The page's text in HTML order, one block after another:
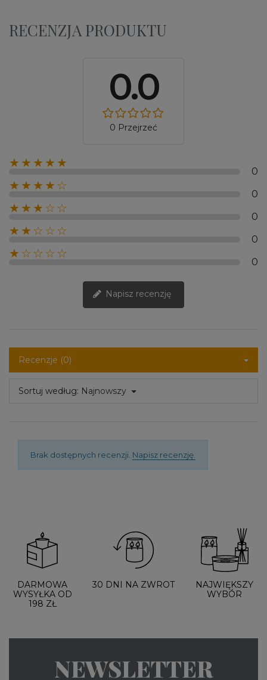
RECENZJA PRODUKTU
0.0
0 Przejrzeć
★★★★★
0
★★★★☆
0
★★★☆☆
0
★★☆☆☆
0
★☆☆☆☆
0
Napisz recenzję
Recenzje (0)
Sortuj według: Najnowszy
Brak dostępnych recenzji. Napisz recenzję.
DARMOWA
WYSYŁKA OD
198 ZŁ
30 DNI NA ZWROT
NAJWIĘKSZY
WYBÓR
NEWSLETTER